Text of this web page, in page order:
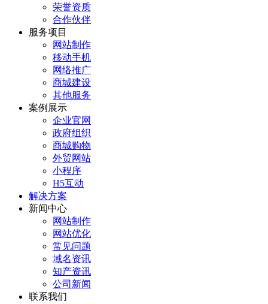
荣誉资质
合作伙伴
服务项目
网站制作
移动手机
网络推广
商城建设
其他服务
案例展示
企业官网
政府组织
商城购物
外贸网站
小程序
H5互动
解决方案
新闻中心
网站制作
网站优化
常见问题
域名资讯
知产资讯
公司新闻
联系我们